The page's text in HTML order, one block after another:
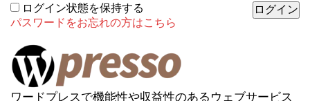
ログイン状態を保持する
パスワードをお忘れの方はこちら
ワードプレスで機能性や収益性のあるウェブサービス